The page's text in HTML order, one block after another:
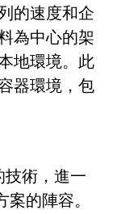
的速度和企
為中心的架
地環境。此
器環境，包
術，進一
的陣容。